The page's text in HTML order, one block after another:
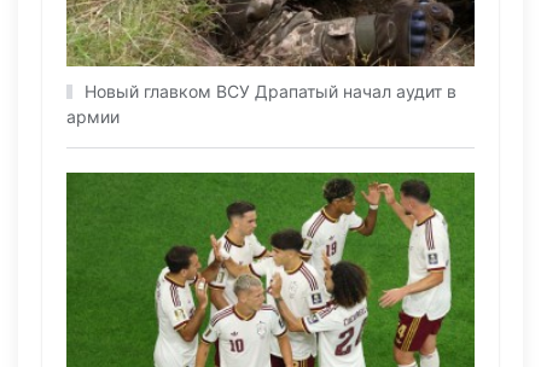
Новый главком ВСУ Драпатый начал аудит в
армии